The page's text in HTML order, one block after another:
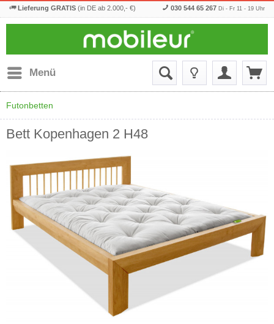
Lieferung GRATIS (in DE ab 2.000,- €) 030 544 65 267 Di - Fr 11 - 19 Uhr
Menü
Futonbetten
Bett Kopenhagen 2 H48